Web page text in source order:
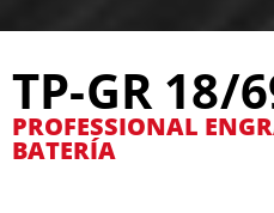
TP-GR 18/
PROFESSIONAL
BATERÍA